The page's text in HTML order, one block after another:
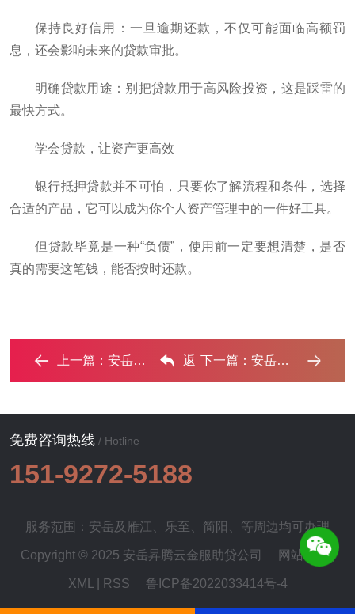
保持良好信用：一旦逾期还款，不仅可能面临高额罚
息，还会影响未来的贷款审批。
明确贷款用途：别把贷款用于高风险投资，这是踩雷的
最快方式。
学会贷款，让资产更高效
银行抵押贷款并不可怕，只要你了解流程和条件，选择
合适的产品，它可以成为你个人资产管理中的一件好工具。
但贷款毕竟是一种“负债”，使用前一定要想清楚，是否
真的需要这笔钱，能否按时还款。
上一篇： 安岳车抵押贷款有没有风险？‌ 返 下一篇：安岳银行如何判断你的征信并决定是否批贷款? ...‌
免费咨询热线 / Hotline
151-9272-5188
服务范围：安岳及 雁江 乐至 简阳 、等周边均可办理
Copyright © 2025 安岳昇腾云金服助贷公司 网站地图|
XML RSS 鲁ICP备2022033414号-4